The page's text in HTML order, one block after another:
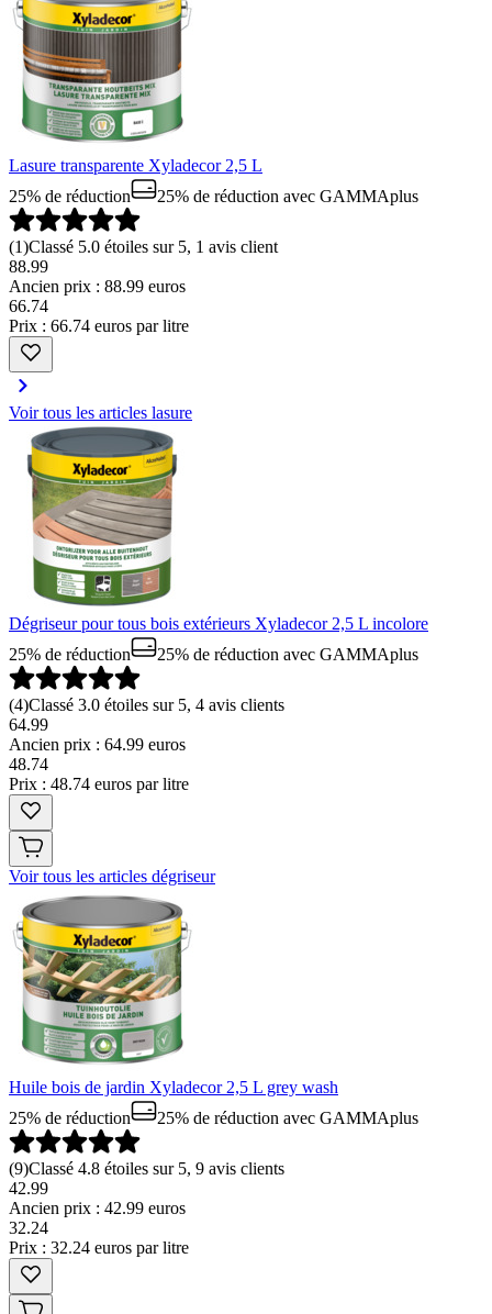
Lasure transparente Xyladecor 2,5 L
25% de réduction
25% de réduction avec GAMMAplus
(1)Classé 5.0 étoiles sur 5, 1 avis client
88.99
Ancien prix : 88.99 euros
66.74
Prix : 66.74 euros par litre
Voir tous les articles lasure
Dégriseur pour tous bois extérieurs Xyladecor 2,5 L incolore
25% de réduction
25% de réduction avec GAMMAplus
(4)Classé 3.0 étoiles sur 5, 4 avis clients
64.99
Ancien prix : 64.99 euros
48.74
Prix : 48.74 euros par litre
Voir tous les articles dégriseur
Huile bois de jardin Xyladecor 2,5 L grey wash
25% de réduction
25% de réduction avec GAMMAplus
(9)Classé 4.8 étoiles sur 5, 9 avis clients
42.99
Ancien prix : 42.99 euros
32.24
Prix : 32.24 euros par litre